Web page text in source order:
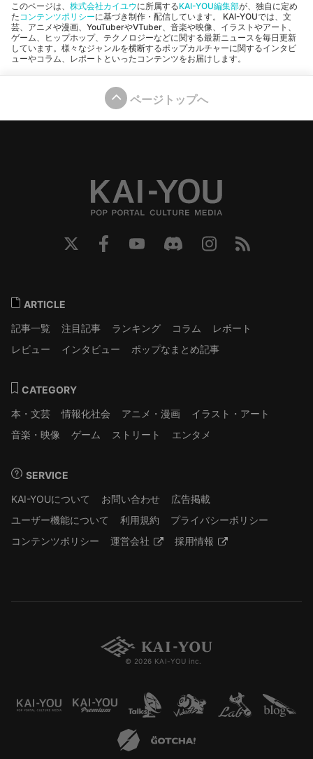
このページは、 株式会社カイユウに所属するKAI-YOU編集部が、独自に定め
たコンテンツポリシーに基づき制作・配信しています。 KAI-YOUでは、文
芸、アニメや漫画、YouTuberやVTuber、音楽や映像、イラストやアート、
ゲーム、ヒップホップ、テクノロジーなどに関する最新ニュースを毎日更新
しています。様々なジャンルを横断するポップカルチャーに関するインタビ
ューやコラム、レポートといったコンテンツをお届けします。
ページトップへ
ARTICLE
記事一覧
注目記事 ランキング コラム
レポート
レビュー
インタビュー ポップなまとめ記事
CATEGORY
本・文芸
情報化社会 アニメ・漫画
イラスト・アート
音楽・映像
ゲーム ストリート エンタメ
SERVICE
KAI-YOUについて
お問い合わせ
広告掲載
ユーザー機能について
利用規約
プライバシーポリシー
コンテンツポリシー
運営会社 採用情報
© 2026 KAI-YOU inc.